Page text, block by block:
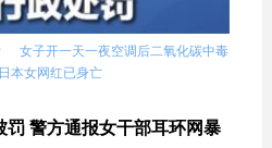
女子开一天一夜空调后二氧化碳中毒
本女网红已身亡
罚 警方通报女干部耳环网暴